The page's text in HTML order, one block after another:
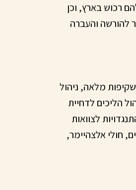
רכוש בארץ, וכן
להורשה והעברה
מלאה, ניהול
הליכים לדחיית
לצוואות
חולי אלצהיימר,